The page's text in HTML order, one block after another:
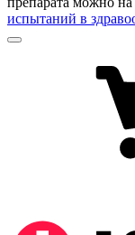
испытаний в